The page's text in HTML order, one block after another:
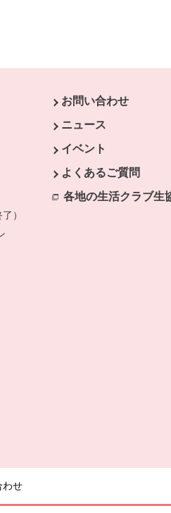
ウィンドウで開きます。
）
お問い合わせ
ニュース
イベント
よくあるご質問
各地の生活クラブ生
わせ